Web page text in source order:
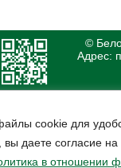
cookie для
даете согласие на
в отношении
©
Адрес: